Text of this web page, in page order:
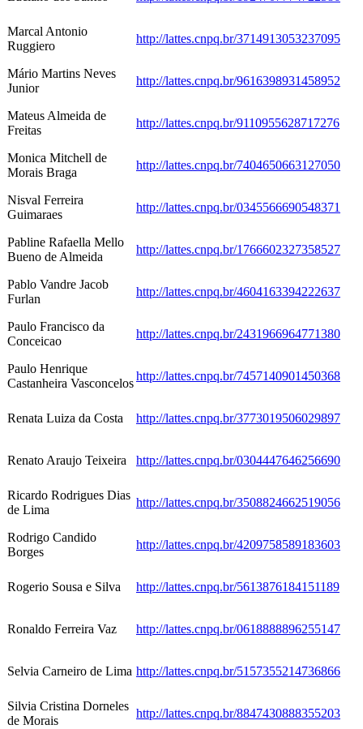
Marcal Antonio
Ruggiero
http://lattes.cnpq.br/3714913053237095
Mário Martins Neves
Junior
http://lattes.cnpq.br/9616398931458952
Mateus Almeida de
Freitas
http://lattes.cnpq.br/9110955628717276
Monica Mitchell de
Morais Braga
http://lattes.cnpq.br/7404650663127050
Nisval Ferreira
Guimaraes
http://lattes.cnpq.br/0345566690548371
Pabline Rafaella Mello
Bueno de Almeida
http://lattes.cnpq.br/1766602327358527
Pablo Vandre Jacob
Furlan
http://lattes.cnpq.br/4604163394222637
Paulo Francisco da
Conceicao
http://lattes.cnpq.br/2431966964771380
Paulo Henrique
Castanheira Vasconcelos
http://lattes.cnpq.br/7457140901450368
Renata Luiza da Costa http://lattes.cnpq.br/3773019506029897
Renato Araujo Teixeira http://lattes.cnpq.br/0304447646256690
Ricardo Rodrigues Dias
de Lima
http://lattes.cnpq.br/3508824662519056
Rodrigo Candido
Borges
http://lattes.cnpq.br/4209758589183603
Rogerio Sousa e Silva http://lattes.cnpq.br/5613876184151189
Ronaldo Ferreira Vaz http://lattes.cnpq.br/0618888896255147
Selvia Carneiro de Lima http://lattes.cnpq.br/5157355214736866
Silvia Cristina Dorneles
de Morais
http://lattes.cnpq.br/8847430888355203